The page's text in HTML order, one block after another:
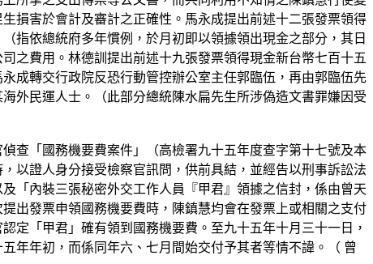
損害於會計及審計之正確性。馬永成提出前述十二張發票領得
指依總統府多年慣例，於月初即以領據領出現金之部分，其日
之費用。林德訓提出前述十九張發票領得現金新台幣七百十五
成轉交行政院反恐行動管控辦公室主任郭臨伍，再由郭臨伍先
外民運人士。（此部分總統陳水扁先生所涉偽造文書罪嫌因受
查「國務機要費案件」（高檢署九十五年度查字第十七號及本
以證人身分接受檢察官訊問，供前具結，並經告以刑事訴訟法
「內裝三張秘密外交工作人員『甲君』領據之信封，係由曾天
出發票申領國務機要費時，陳鎮慧均會在發票上或相關之支付
定「甲君」確有領到國務機要費。至九十五年十月三十一日，
年年初，而係同年六、七月間始交付予其者等情不諱。（ 曾